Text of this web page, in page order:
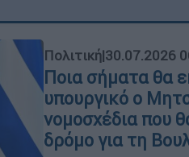
Πολιτική|30.07.2026
Ποια σήματα θα
υπουργικό ο
νομοσχέδια που
δρόμο για τη